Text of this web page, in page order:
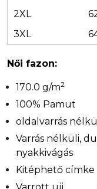
2XL
3XL
Női fazon:
170.0 g/m2
100% Pamut
oldalvarrás nélkül
Varrás nélküli,
nyakkivágás
Kitéphető címke
Varrott ujj